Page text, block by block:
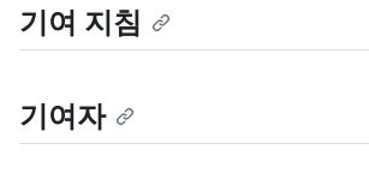
기여 지침
기여자